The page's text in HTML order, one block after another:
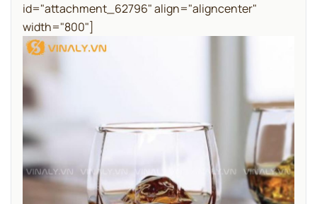
id="attachment_62796" align="aligncenter"
width="800"]